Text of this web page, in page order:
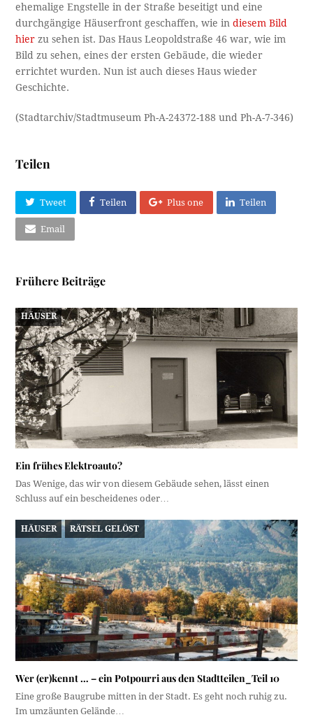
ehemalige Engstelle in der Straße beseitigt und eine
durchgängige Häuserfront geschaffen, wie indiesem Bild
hier zu sehen ist. Das Haus Leopoldstraße 46 war, wie im
Bild zu sehen, eines der ersten Gebäude, die wieder
errichtet wurden. Nun ist auch dieses Haus wieder
Geschichte.
(Stadtarchiv/Stadtmuseum Ph-A-24372-188 und Ph-A-7-346)
Teilen
Tweet Teilen Plus one Teilen
Email
Frühere Beiträge
HÄUSER
Ein frühes Elektroauto?
Das Wenige, das wir von diesem Gebäude sehen, lässt einen
Schluss auf ein bescheidenes oder…
HÄUSER RÄTSEL GELÖST
Wer (er)kennt … – ein Potpourri aus den Stadtteilen_Teil 10
Eine große Baugrube mitten in der Stadt. Es geht noch ruhig zu.
Im umzäunten Gelände…